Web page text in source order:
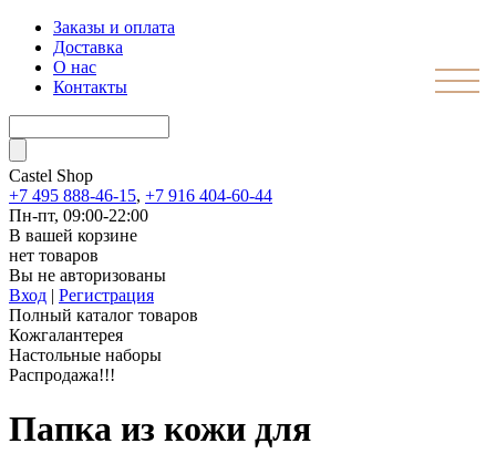
Заказы и оплата
Доставка
О нас
Контакты
Castel Shop
+7 495 888-46-15, +7 916 404-60-44
Пн-пт, 09:00-22:00
В вашей корзине
нет товаров
Вы не авторизованы
Вход | Регистрация
Полный каталог товаров
Кожгалантерея
Настольные наборы
Распродажа!!!
Папка из кожи для